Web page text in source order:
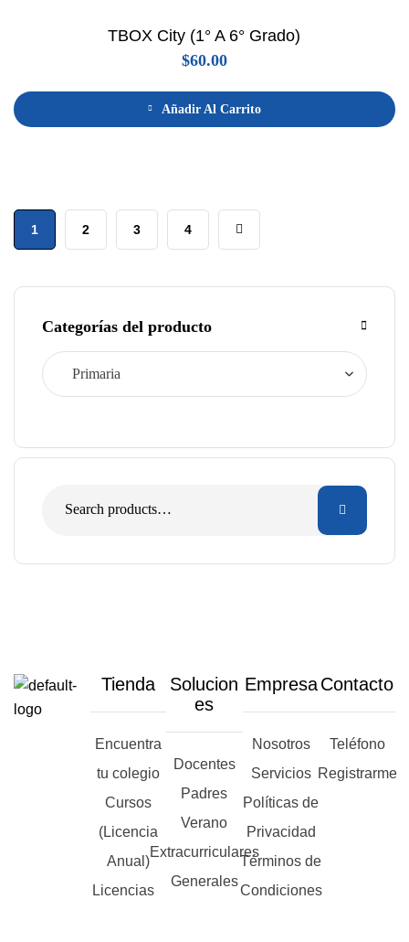
TBOX City (1° A 6° Grado)
$60.00
Añadir Al Carrito
1 2 3 4
Categorías del producto
Tienda
Encuentra
tu colegio
Cursos
(Licencia
Anual)
Licencias
Solucion
es
Docentes
Padres
Verano
Extracurriculares
Generales
Empresa
Nosotros
Servicios
Políticas de
Privacidad
Términos de
Condiciones
Contacto
Teléfono
Registrarme